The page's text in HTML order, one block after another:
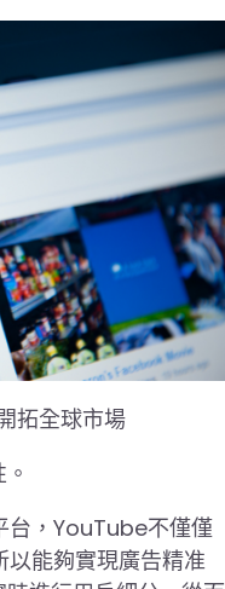
拓全球市場
台，YouTube不僅僅
以能夠實現廣告精准